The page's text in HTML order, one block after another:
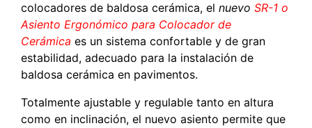
colocadores de baldosa cerámica, el nuevo SR-1 o
Asiento Ergonómico para Colocador de
Cerámica es un sistema confortable y de gran
estabilidad, adecuado para la instalación de
baldosa cerámica en pavimentos.
Totalmente ajustable y regulable tanto en altura
como en inclinación, el nuevo asiento permite que